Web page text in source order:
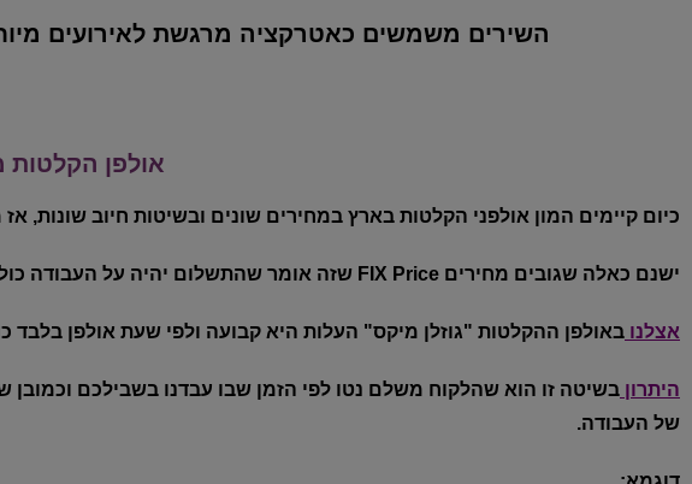
השירים משמשים כאטרקציה מרגשת לאירועים
אולפן
כיום קיימים המון אולפני הקלטות בארץ במחירים שונים ובשיטות חיוב
ישנם כאלה שגובים מחירים FIX Price שזה אומר שהתשלום יהיה על העבודה כולה ולא משנה כמה זמן היא לקחה (אפילו אם זמן ההקלטה הינו רבע שעה).
אצלנו באולפן ההקלטות "גוזלן מיקס" העלות היא קבועה ולפי שעת אולפן בלבד
היתרון בשיטה זו הוא שהלקוח משלם נטו לפי הזמן שבו עבדנו בשבילכם
של העבודה.